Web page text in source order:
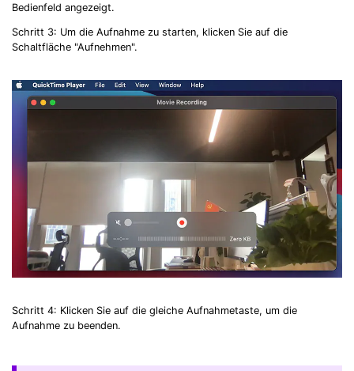
Bedienfeld angezeigt.
Schritt 3: Um die Aufnahme zu starten, klicken Sie auf die
Schaltfläche "Aufnehmen".
Schritt 4: Klicken Sie auf die gleiche Aufnahmetaste, um die
Aufnahme zu beenden.